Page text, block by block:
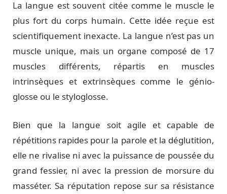
La langue est souvent citée comme le muscle le
plus fort du corps humain. Cette idée reçue est
scientifiquement inexacte. La langue n’est pas un
muscle unique, mais un organe composé de 17
muscles différents, répartis en muscles
intrinsèques et extrinsèques comme le génio-
glosse ou le styloglosse.
Bien que la langue soit agile et capable de
répétitions rapides pour la parole et la déglutition,
elle ne rivalise ni avec la puissance de poussée du
grand fessier, ni avec la pression de morsure du
masséter. Sa réputation repose sur sa résistance